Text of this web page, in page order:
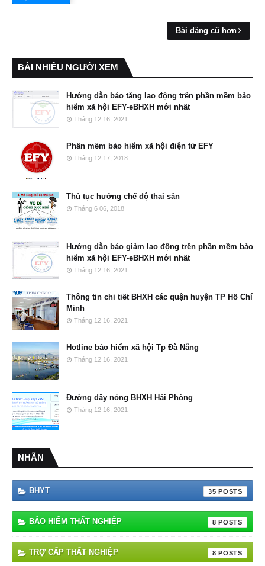
Bài đăng cũ hơn
BÀI NHIỀU NGƯỜI XEM
Hướng dẫn báo tăng lao động trên phần mềm bảo
hiểm xã hội EFY-eBHXH mới nhất
Tháng 12 16, 2021
Phần mềm bảo hiểm xã hội điện tử EFY
Tháng 12 17, 2018
Thủ tục hưởng chế độ thai sản
Tháng 6 06, 2018
Hướng dẫn báo giảm lao động trên phần mềm bảo
hiểm xã hội EFY-eBHXH mới nhất
Tháng 12 16, 2021
Thông tin chi tiết BHXH các quận huyện TP Hồ Chí
Minh
Tháng 12 16, 2021
Hotline bảo hiểm xã hội Tp Đà Nẵng
Tháng 12 16, 2021
Đường dây nóng BHXH Hải Phòng
Tháng 12 16, 2021
NHÃN
BHYT 35
BẢO HIỂM THẤT NGHIỆP 8
TRỢ CẤP THẤT NGHIỆP 8